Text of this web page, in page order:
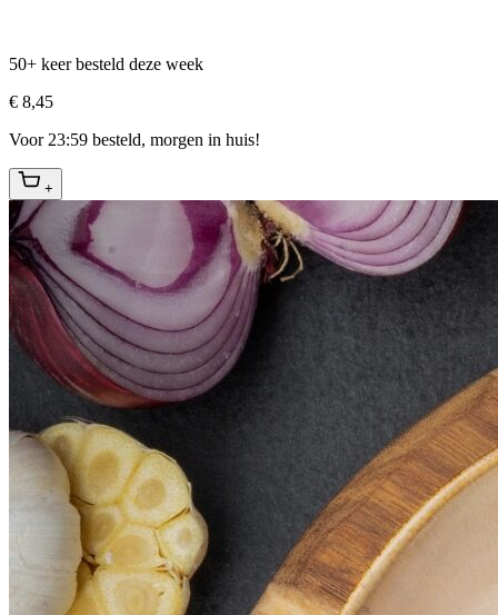
50+ keer besteld deze week
€ 8,45
Voor 23:59 besteld, morgen in huis!
+